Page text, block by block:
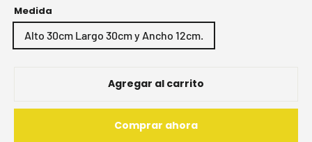
Medida
Alto 30cm Largo 30cm y Ancho 12cm.
Agregar al carrito
Comprar ahora